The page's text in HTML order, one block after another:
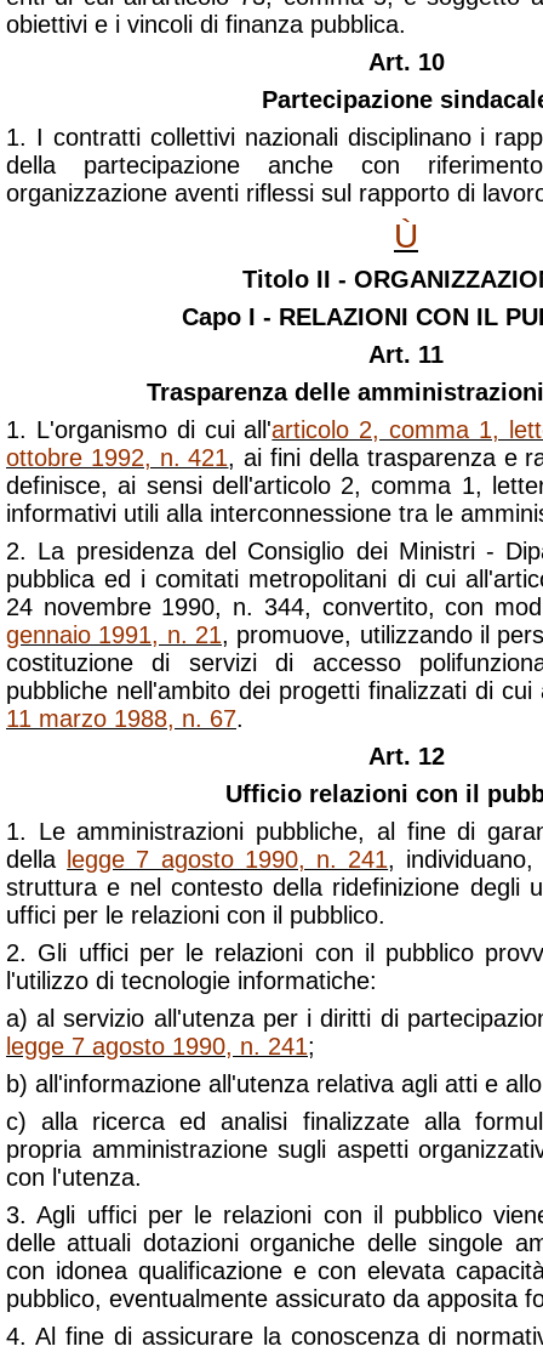
obiettivi e i vincoli di finanza pubblica.
Art. 10
Partecipazione
1. I contratti collettivi nazionali disciplinano i
della partecipazione anche con
organizzazione aventi riflessi sul rapporto di
Ù
Titolo II -
Capo I - RELAZIONI CON IL
Art. 11
Trasparenza delle
1. L'organismo di cui all'articolo 2, comma 1,
ottobre 1992, n. 421, ai fini della trasparenza e
definisce, ai sensi dell'articolo 2, comma 1,
informativi utili alla interconnessione tra le
2. La presidenza del Consiglio dei Ministri -
pubblica ed i comitati metropolitani di cui
24 novembre 1990, n. 344, convertito, con
gennaio 1991, n. 21, promuove, utilizzando il
costituzione di servizi di accesso
pubbliche nell'ambito dei progetti finalizzati di cui
11 marzo 1988, n. 67.
Art. 12
Ufficio relazioni con il
1. Le amministrazioni pubbliche, al fine di
della legge 7 agosto 1990, n. 241,
struttura e nel contesto della ridefinizione degli
uffici per le relazioni con il pubblico.
2. Gli uffici per le relazioni con il pubblico
l'utilizzo di tecnologie informatiche:
a) al servizio all'utenza per i diritti di
legge 7 agosto 1990, n. 241;
b) all'informazione all'utenza relativa agli atti e
c) alla ricerca ed analisi finalizzate alla
propria amministrazione sugli aspetti
con l'utenza.
3. Agli uffici per le relazioni con il pubblico
delle attuali dotazioni organiche delle singole
con idonea qualificazione e con elevata
pubblico, eventualmente assicurato da apposita
4. Al fine di assicurare la conoscenza di